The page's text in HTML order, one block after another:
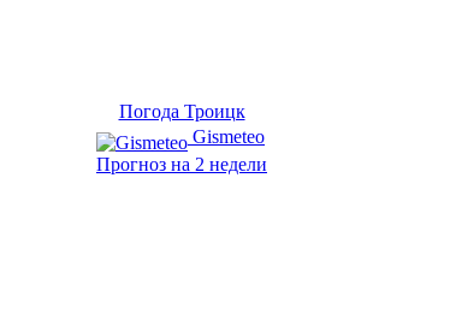
Погода Троицк
Gismeteo
Прогноз на 2 недели